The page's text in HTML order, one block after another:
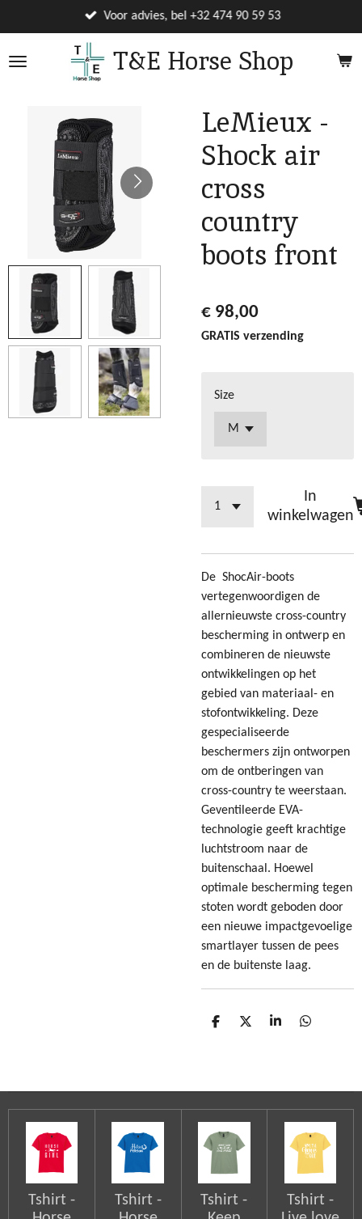
direct
naar
T&E Horse Shop
Voor advies, bel +32 474 90 59 53
LeMieux -
Shock air
cross
country
boots front
€ 98,00
GRATIS verzending
Size
In
winkelwagen
De ShocAir-boots
vertegenwoordigen de
allernieuwste cross-country
bescherming in ontwerp en
combineren de nieuwste
ontwikkelingen op het
gebied van materiaal- en
stofontwikkeling. Deze
gespecialiseerde
beschermers zijn ontworpen
om de ontberingen van
cross-country te weerstaan.
Geventileerde EVA-
technologie geeft krachtige
luchtstroom naar de
buitenschaal. Hoewel
optimale bescherming tegen
stoten wordt geboden door
een nieuwe impactgevoelige
smartlayer tussen de pees
en de buitenste laag.
D
D
S
D
Tshirt -
Tshirt -
Tshirt -
Tshirt -